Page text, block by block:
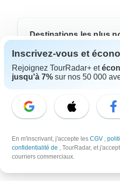
À partir de
Destinations les plus
Afrique
Asie
Europe
Amérique du Sud
Inscrivez-vous et
Rejoignez TourRadar+ et
jusqu'à 7% sur nos 50 000
En m'inscrivant, j'accepte les CGV ,
confidentialité de , TourRadar, et
courriers commerciaux.